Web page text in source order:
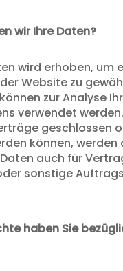
wir Ihre Daten?
wird erhoben, um
Website zu
zur Analyse
verwendet
geschlossen
können, werden
auch für
sonstige
haben Sie